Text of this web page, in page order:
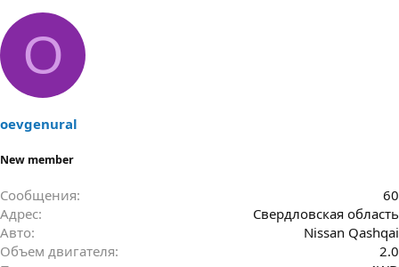
O
oevgenural
New member
Сообщения
60
Адрес
Свердловская область
Авто
Nissan Qashqai
Объем двигателя
2.0